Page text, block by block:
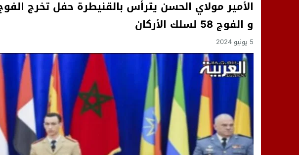
08:50مبادرات مواطنة وشركاؤها ينظمون ورشا بيئيا بغابة المقاومة
22:59 رئيس جماعة عين الجوهرة سيدي بوخلخال تيفلت يجمع السياسيين
14:25 “العربية.ما” تنشر أخبار تيفلت وأصداء الأحداث فيها بصيغة أخرى
18:23 طاطا: “اعتداء” على حقوقي يشعل غضب الجمعيات وملف “ماء
13:35 عقول الغد تصنع المستقبل: مسابقة “Robot Innov” بمراكش تؤسس لجيل الابتكار والتكنولوجيا
و الفوج 58 لسلك الأركان
5 يونيو 2024